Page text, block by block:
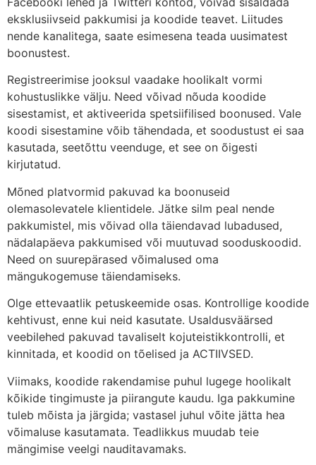
eksklusiivseid pakkumisi ja koodide teavet. Liitudes
nende kanalitega, saate esimesena teada uusimatest
boonustest.
Registreerimise jooksul vaadake hoolikalt vormi
kohustuslikke välju. Need võivad nõuda koodide
sisestamist, et aktiveerida spetsiifilised boonused. Vale
koodi sisestamine võib tähendada, et soodustust ei saa
kasutada, seetõttu veenduge, et see on õigesti
kirjutatud.
Mõned platvormid pakuvad ka boonuseid
olemasolevatele klientidele. Jätke silm peal nende
pakkumistel, mis võivad olla täiendavad lubadused,
nädalapäeva pakkumised või muutuvad sooduskoodid.
Need on suurepärased võimalused oma
mängukogemuse täiendamiseks.
Olge ettevaatlik petuskeemide osas. Kontrollige koodide
kehtivust, enne kui neid kasutate. Usaldusväärsed
veebilehed pakuvad tavaliselt kojuteistikkontrolli, et
kinnitada, et koodid on tõelised ja ACTIIVSED.
Viimaks, koodide rakendamise puhul lugege hoolikalt
kõikide tingimuste ja piirangute kaudu. Iga pakkumine
tuleb mõista ja järgida; vastasel juhul võite jätta hea
võimaluse kasutamata. Teadlikkus muudab teie
mängimise veelgi nauditavamaks.